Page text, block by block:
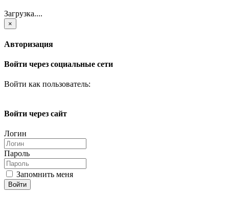
Загрузка....
×
Авторизация
Войти через социальные сети
Войти как пользователь:
Войти через сайт
Логин
Пароль
Запомнить меня